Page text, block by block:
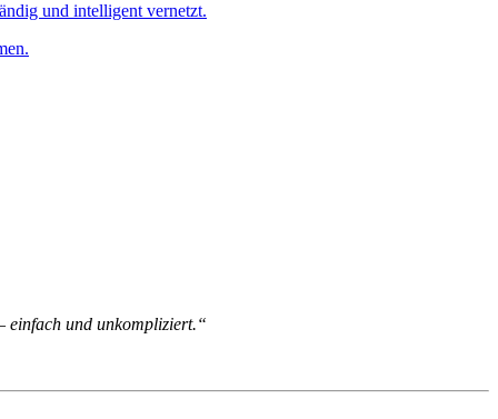
und intelligent vernetzt.
einfach und unkompliziert.“